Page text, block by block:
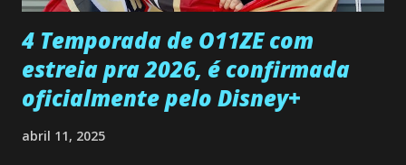
...
4 Temporada de O11ZE com
estreia pra 2026, é confirmada
oficialmente pelo Disney+
abril 11, 2025